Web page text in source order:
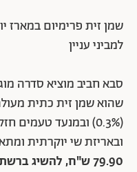
שמן זית פרימיום במארז
למביני עניין
סבא חביב מוציא סדרה
שהוא שמן זית כתית
(0.3%) ובמנעד טעמים
ובאריזת שי יוקרתית
79.90 ש"ח, להשיג ברשתות נבחרות, ב